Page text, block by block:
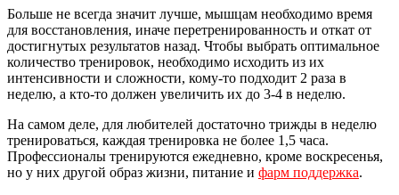
Больше не всегда значит лучше, мышцам необходимо время
для восстановления, иначе перетренированность и откат от
достигнутых результатов назад. Чтобы выбрать оптимальное
количество тренировок, необходимо исходить из их
интенсивности и сложности, кому-то подходит 2 раза в
неделю, а кто-то должен увеличить их до 3-4 в неделю.
На самом деле, для любителей достаточно трижды в неделю
тренироваться, каждая тренировка не более 1,5 часа.
Профессионалы тренируются ежедневно, кроме воскресенья,
но у них другой образ жизни, питание и фарм поддержка.